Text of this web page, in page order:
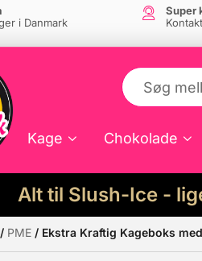
i Danmark
Super
Kage Chokolade
Alt til Slush-Ice -
nogle af disse
/ PME / Ekstra Kraftig Kageboks